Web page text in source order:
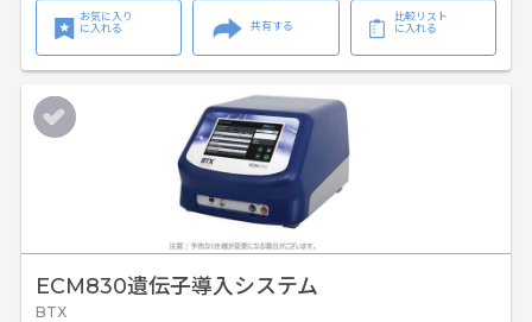
お気に入り
に入れる
共有する
比較リスト
に入れる
ECM830遺伝子導入システム
BTX